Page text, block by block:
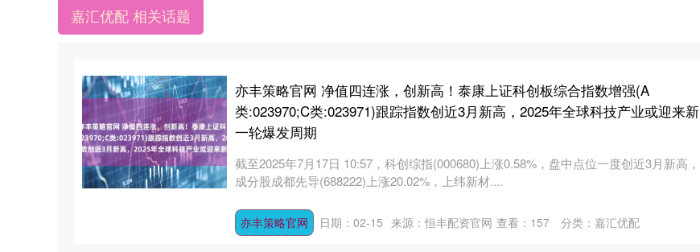
嘉汇优配 相关话题
亦丰策略官网 净值四连涨，创新高！泰康上证科创板综合指数增强(A
类:023970;C类:023971)跟踪指数创近3月新高，2025年全球科技产业或迎来新
一轮爆发周期
截至2025年7月17日 10:57，科创综指(000680)上涨0.58%，盘中点位一度创近3月新高，
成分股成都先导(688222)上涨20.02%，上纬新材....
亦丰策略官网 日期：02-15 来源：恒丰配资官网 查看： 157 分类： 嘉汇优配